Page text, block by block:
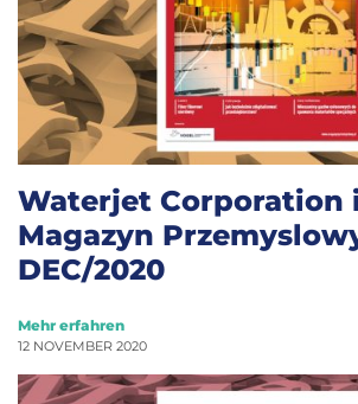
Waterjet Corporation
Magazyn
DEC/2020
Mehr erfahren
12 NOVEMBER 2020